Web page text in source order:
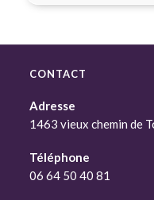
CONTACT
Adresse
1463 vieux chemin de
Téléphone
06 64 50 40 81